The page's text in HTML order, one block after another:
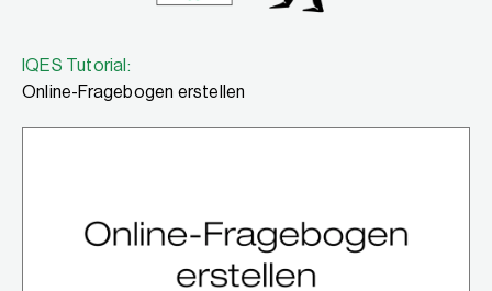
IQES Tutorial:
Online-Fragebogen erstellen